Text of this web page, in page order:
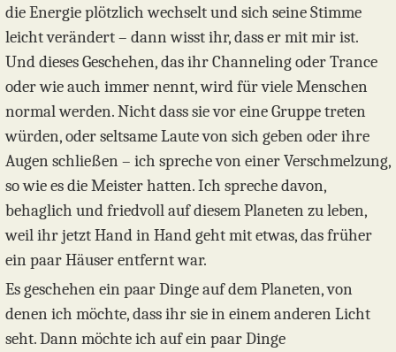
die Energie plötzlich wechselt und sich seine Stimme
leicht verändert – dann wisst ihr, dass er mit mir ist.
Und dieses Geschehen, das ihr Channeling oder Trance
oder wie auch immer nennt, wird für viele Menschen
normal werden. Nicht dass sie vor eine Gruppe treten
würden, oder seltsame Laute von sich geben oder ihre
Augen schließen – ich spreche von einer Verschmelzung,
so wie es die Meister hatten. Ich spreche davon,
behaglich und friedvoll auf diesem Planeten zu leben,
weil ihr jetzt Hand in Hand geht mit etwas, das früher
ein paar Häuser entfernt war.
Es geschehen ein paar Dinge auf dem Planeten, von
denen ich möchte, dass ihr sie in einem anderen Licht
seht. Dann möchte ich auf ein paar Dinge